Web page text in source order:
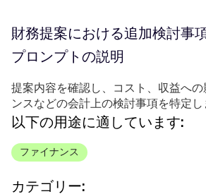
財務提案における追加検討事
プロンプトの説明
提案内容を確認し、コスト、収益へ
ンスなどの会計上の検討事項を特定し
以下の用途に適しています:
ファイナンス
カテゴリー: